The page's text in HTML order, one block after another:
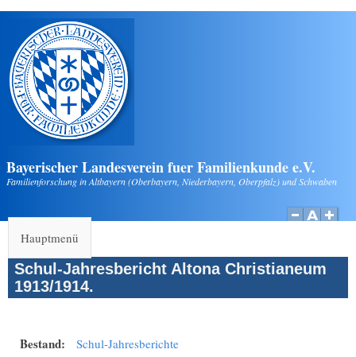
Direkt zum Inhalt
Bayerischer Landesverein fuer Familienkunde e.V.
Familienforschung in Altbayern (Oberbayern, Niederbayern, Oberpfalz) und Schwaben
Hauptmenü
Schul-Jahresbericht Altona Christianeum
1913/1914.
Bestand: Schul-Jahresberichte